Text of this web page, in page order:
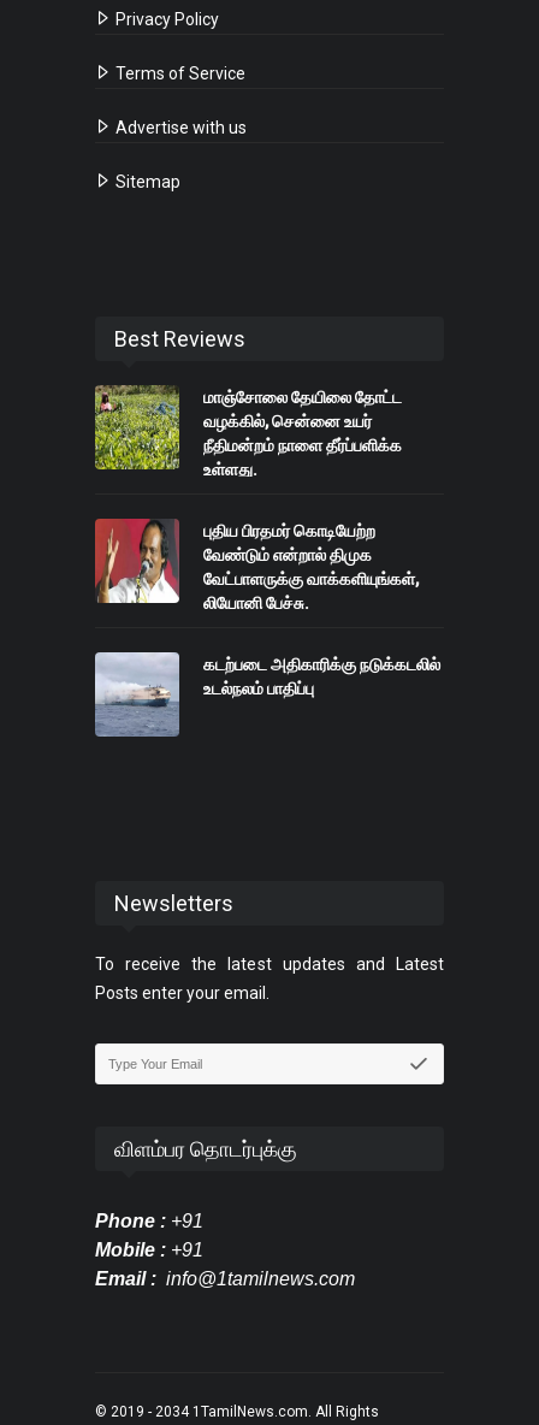
Privacy Policy
Terms of Service
Advertise with us
Sitemap
Best Reviews
மாஞ்சோலை தேயிலை தோட்ட
வழக்கில், சென்னை உயர்
நீதிமன்றம் நாளை தீர்ப்பளிக்க
உள்ளது.
புதிய பிரதமர் கொடியேற்ற
வேண்டும் என்றால் திமுக
வேட்பாளருக்கு வாக்களியுங்கள்,
லியோனி பேச்சு.
கடற்படை அதிகாரிக்கு நடுக்கடலில்
உடல்நலம் பாதிப்பு
Newsletters
To receive the latest updates and Latest
Posts enter your email.
விளம்பர தொடர்புக்கு
Phone : +91
Mobile : +91
Email : info@1tamilnews.com
© 2019 - 2034 1TamilNews.com. All Rights